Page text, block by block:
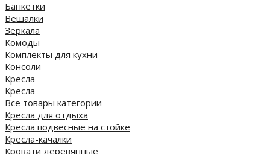
Банкетки
Вешалки
Зеркала
Комоды
Комплекты для кухни
Консоли
Кресла
Кресла
Все товары категории
Кресла для отдыха
Кресла подвесные на стойке
Кресла-качалки
Кровати деревянные